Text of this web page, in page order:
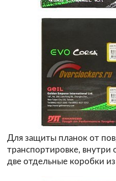
Для защиты планок от
транспортировке, внутри
две отдельные коробки